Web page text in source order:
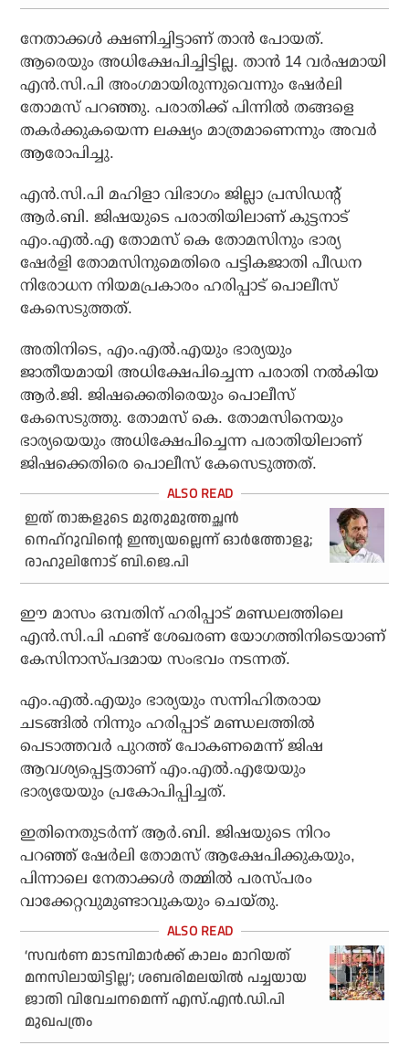
നേതാക്കള്‍ ക്ഷണിച്ചിട്ടാണ് താന്‍ പോയത്.
ആരെയും അധിക്ഷേപിച്ചിട്ടില്ല. താന്‍ 14 വര്‍ഷമായി
എന്‍.സി.പി അംഗമായിരുന്നുവെന്നും ഷേര്‍ലി
തോമസ് പറഞ്ഞു. പരാതിക്ക് പിന്നില്‍ തങ്ങളെ
തകര്‍ക്കുകയെന്ന ലക്ഷ്യം മാത്രമാണെന്നും അവര്‍
ആരോപിച്ചു.
എന്‍.സി.പി മഹിളാ വിഭാഗം ജില്ലാ പ്രസിഡന്റ്
ആര്‍.ബി. ജിഷയുടെ പരാതിയിലാണ് കുട്ടനാട്
എം.എല്‍.എ തോമസ് കെ തോമസിനും ഭാര്യ
ഷേര്‍ളി തോമസിനുമെതിരെ പട്ടികജാതി പീഡന
നിരോധന നിയമപ്രകാരം ഹരിപ്പാട് പൊലീസ്
കേസെടുത്തത്.
അതിനിടെ, എം.എല്‍.എയും ഭാര്യയും
ജാതീയമായി അധിക്ഷേപിച്ചെന്ന പരാതി നല്‍കിയ
ആര്‍.ജി. ജിഷക്കെതിരെയും പൊലീസ്
കേസെടുത്തു. തോമസ് കെ. തോമസിനെയും
ഭാര്യയെയും അധിക്ഷേപിച്ചെന്ന പരാതിയിലാണ്
ജിഷക്കെതിരെ പൊലീസ് കേസെടുത്തത്.
ഇത് താങ്കളുടെ മുതുമുത്തച്ഛന്‍
നെഹ്‌റുവിന്റെ ഇന്ത്യയല്ലെന്ന് ഓര്‍ത്തോളൂ;
രാഹുലിനോട് ബി.ജെ.പി
ഈ മാസം ഒമ്പതിന് ഹരിപ്പാട് മണ്ഡലത്തിലെ
എന്‍.സി.പി ഫണ്ട് ശേഖരണ യോഗത്തിനിടെയാണ്
കേസിനാസ്പദമായ സംഭവം നടന്നത്.
എം.എല്‍.എയും ഭാര്യയും സന്നിഹിതരായ
ചടങ്ങില്‍ നിന്നും ഹരിപ്പാട് മണ്ഡലത്തില്‍
പെടാത്തവര്‍ പുറത്ത് പോകണമെന്ന് ജിഷ
ആവശ്യപ്പെട്ടതാണ് എം.എല്‍.എയേയും
ഭാര്യയേയും പ്രകോപിപ്പിച്ചത്.
ഇതിനെതുടര്‍ന്ന് ആര്‍.ബി. ജിഷയുടെ നിറം
പറഞ്ഞ് ഷേര്‍ലി തോമസ് ആക്ഷേപിക്കുകയും,
പിന്നാലെ നേതാക്കള്‍ തമ്മില്‍ പരസ്പരം
വാക്കേറ്റവുമുണ്ടാവുകയും ചെയ്തു.
‘സവര്‍ണ മാടമ്പിമാര്‍ക്ക് കാലം മാറിയത്
മനസിലായിട്ടില്ല’; ശബരിമലയില്‍ പച്ചയായ
ജാതി വിവേചനമെന്ന് എസ്.എന്‍.ഡി.പി
മുഖപത്രം